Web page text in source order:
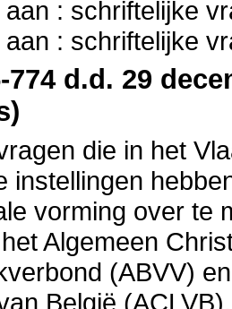
aan : schriftelijke
aan : schriftelijke
774 d.d. 29
die in het
instellingen
vorming over te
Algemeen
(ABVV)
België